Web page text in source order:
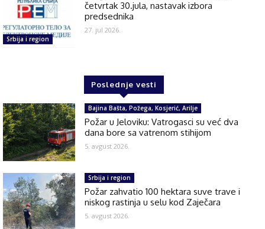
Srbija i region
četvrtak 30.jula, nastavak izbora
predsednika
27. jul 2026.
Poslednje vesti
Bajina Bašta, Požega, Kosjerić, Arilje
Požar u Jeloviku: Vatrogasci su već dva
dana bore sa vatrenom stihijom
5. avgust 2026.
Srbija i region
Požar zahvatio 100 hektara suve trave i
niskog rastinja u selu kod Zaječara
5. avgust 2026.